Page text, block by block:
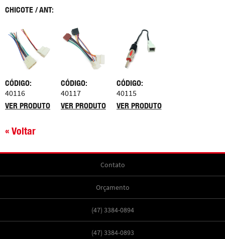
CHICOTE / ANT:
CÓDIGO:
40116
VER PRODUTO
CÓDIGO:
40117
VER PRODUTO
CÓDIGO:
40115
VER PRODUTO
« Voltar
Contato
Orçamento
(47) 3384-0894
(47) 3384-0893